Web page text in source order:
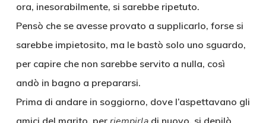
ora, inesorabilmente, si sarebbe ripetuto.
Pensò che se avesse provato a supplicarlo, forse si
sarebbe impietosito, ma le bastò solo uno sguardo,
per capire che non sarebbe servito a nulla, così
andò in bagno a prepararsi.
Prima di andare in soggiorno, dove l’aspettavano gli
amici del marito, per
di nuovo, si depilò